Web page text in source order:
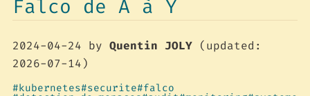
Falco de A à Y
2024-04-24 by Quentin JOLY(updated:
2026-07-14)
kubernetes securite falco